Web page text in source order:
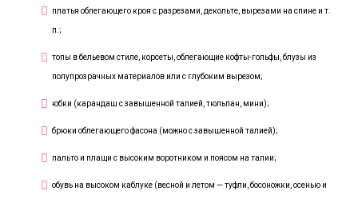
платья облегающего кроя с разрезами, декольте, вырезами на спине и т.
п.;
топы в бельевом стиле, корсеты, облегающие кофты-гольфы, блузы из
полупрозрачных материалов или с глубоким вырезом;
юбки (карандаш с завышенной талией, тюльпан, мини);
брюки облегающего фасона (можно с завышенной талией);
пальто и плащи с высоким воротником и поясом на талии;
обувь на высоком каблуке (весной и летом — туфли, босоножки, осенью и